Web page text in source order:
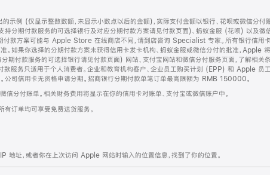
示例 (仅显示整数数额，未显示小数点以后的金额)，实际支付金额以银行、花呗或微信分付
持分期付款服务的可选择银行及对应分期付款方案请见付款页面)、蚂蚁金服 (花呗) 以及微
款方案可能与 Apple Store 在线商店不同，请到店咨询 Specialist 专家。所有银行信用
。如果你选择的分期付款方案未获得信用卡发卡机构、蚂蚁金服或微信分付的批准，Apple
期付款服务的可选择银行请见付款页面) 网站、支付宝网站和微信分付服务页面，了解相关
款服务只适用于个人消费者。企业和教育机构客户、企业员工购买计划 (EPP) 和 Apple
公司信用卡无资格申请分期。招商银行分期付款单笔订单最高限额为 RMB 150000。
分付账单。相关财务费用将显示在你的信用卡对账单、支付宝或微信账户中。
有订单均可享受免费送货服务。
地址，或者你在上次访问 Apple 网站时输入的位置信息，找到了你的位置。